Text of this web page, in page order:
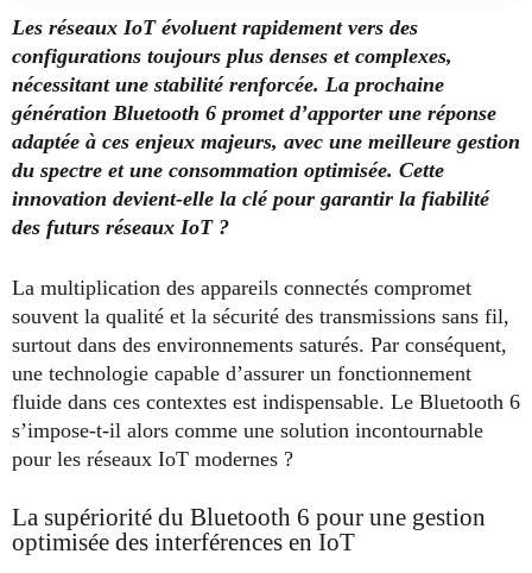
Les réseaux IoT évoluent rapidement vers des
configurations toujours plus denses et complexes,
nécessitant une stabilité renforcée. La prochaine
génération Bluetooth 6 promet d’apporter une réponse
adaptée à ces enjeux majeurs, avec une meilleure gestion
du spectre et une consommation optimisée. Cette
innovation devient-elle la clé pour garantir la fiabilité
des futurs réseaux IoT ?
La multiplication des appareils connectés compromet
souvent la qualité et la sécurité des transmissions sans fil,
surtout dans des environnements saturés. Par conséquent,
une technologie capable d’assurer un fonctionnement
fluide dans ces contextes est indispensable. Le Bluetooth 6
s’impose-t-il alors comme une solution incontournable
pour les réseaux IoT modernes ?
La supériorité du Bluetooth 6 pour une gestion
optimisée des interférences en IoT